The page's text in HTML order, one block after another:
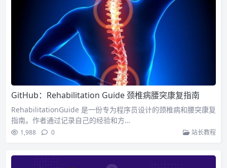
GitHub：Rehabilitation Guide 颈椎病腰突康复指南
RehabilitationGuide 是一份专为程序员设计的颈椎病和腰突康复
指南。作者通过记录自己的经验和方…
1,988 0 站长教程